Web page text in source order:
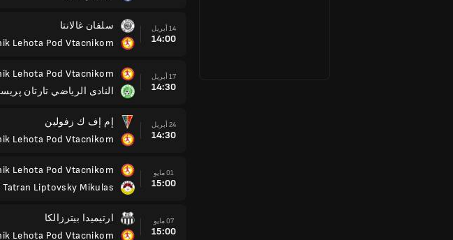
14 أبريل
14:00
سلفان غالانتا
Lehota Pod Vtacnikom
17 أبريل
14:30
Lehota Pod Vtacnikom
النادى الرياضي تارتان
24 أبريل
14:30
إم إف ك زفولين
Lehota Pod Vtacnikom
01 مايو
15:00
Lehota Pod Vtacnikom
Tatran Liptovsky Mikulas
07 مايو
15:00
ارتيميدا بيترزالكا
Lehota Pod Vtacnikom